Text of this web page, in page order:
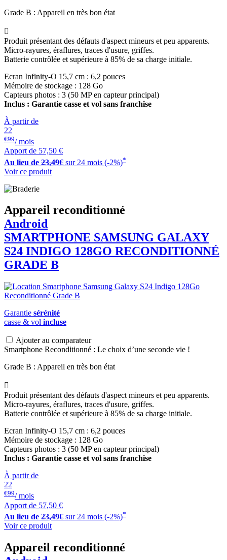
Grade B : Appareil en très bon état

Produit présentant des défauts d'aspect mineurs et peu apparents.
Micro-rayures, éraflures, traces d'usure, griffes.
Batterie contrôlée et supérieure à 85% de sa charge initiale.
Ecran Infinity-O 15,7 cm : 6,2 pouces
Mémoire de stockage : 128 Go
Capteurs photos : 3 (50 MP en capteur principal)
Inclus : Garantie casse et vol sans franchise
À partir de
22
€99/ mois
Apport de 57,50 €
Au lieu de 23,49€ sur 24 mois (-2%)*
Voir ce produit
Appareil reconditionné
Android
SMARTPHONE SAMSUNG GALAXY
S24 INDIGO 128GO RECONDITIONNÉ
GRADE B
Garantie sérénité
casse & vol incluse
Ajouter au comparateur
Smartphone Reconditionné : Le choix d’une seconde vie !
Grade B : Appareil en très bon état

Produit présentant des défauts d'aspect mineurs et peu apparents.
Micro-rayures, éraflures, traces d'usure, griffes.
Batterie contrôlée et supérieure à 85% de sa charge initiale.
Ecran Infinity-O 15,7 cm : 6,2 pouces
Mémoire de stockage : 128 Go
Capteurs photos : 3 (50 MP en capteur principal)
Inclus : Garantie casse et vol sans franchise
À partir de
22
€99/ mois
Apport de 57,50 €
Au lieu de 23,49€ sur 24 mois (-2%)*
Voir ce produit
Appareil reconditionné